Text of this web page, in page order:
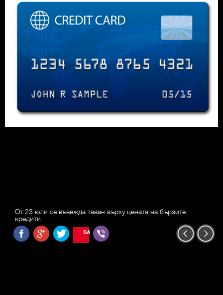
От 23 юли се въвежда таван върху цената на бързите
кредити.
SAVE